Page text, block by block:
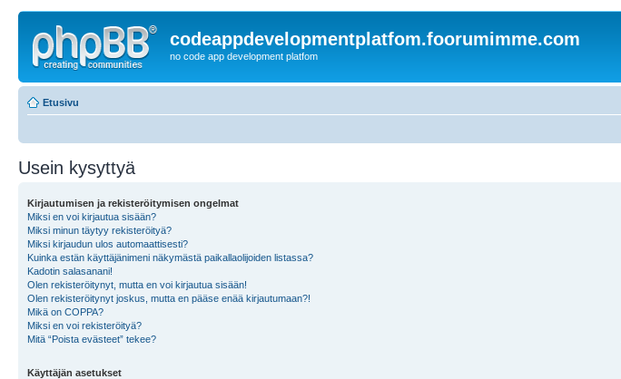
codeappdevelopmentplatfom.foorumimme.com
no code app development platfom
Etusivu
Usein kysyttyä
Kirjautumisen ja rekisteröitymisen ongelmat
Miksi en voi kirjautua sisään?
Miksi minun täytyy rekisteröityä?
Miksi kirjaudun ulos automaattisesti?
Kuinka estän käyttäjänimeni näkymästä paikallaolijoiden listassa?
Kadotin salasanani!
Olen rekisteröitynyt, mutta en voi kirjautua sisään!
Olen rekisteröitynyt joskus, mutta en pääse enää kirjautumaan?!
Mikä on COPPA?
Miksi en voi rekisteröityä?
Mitä “Poista evästeet” tekee?
Käyttäjän asetukset